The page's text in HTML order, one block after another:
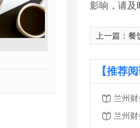
影响，请及
上一篇： 餐
【推荐
兰州
兰州